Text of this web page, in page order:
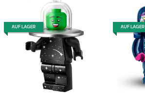
AUF LAGER AUF LAGER